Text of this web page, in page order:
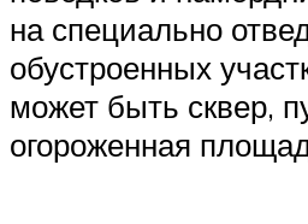
на специально
обустроенных
может быть сквер,
огороженная